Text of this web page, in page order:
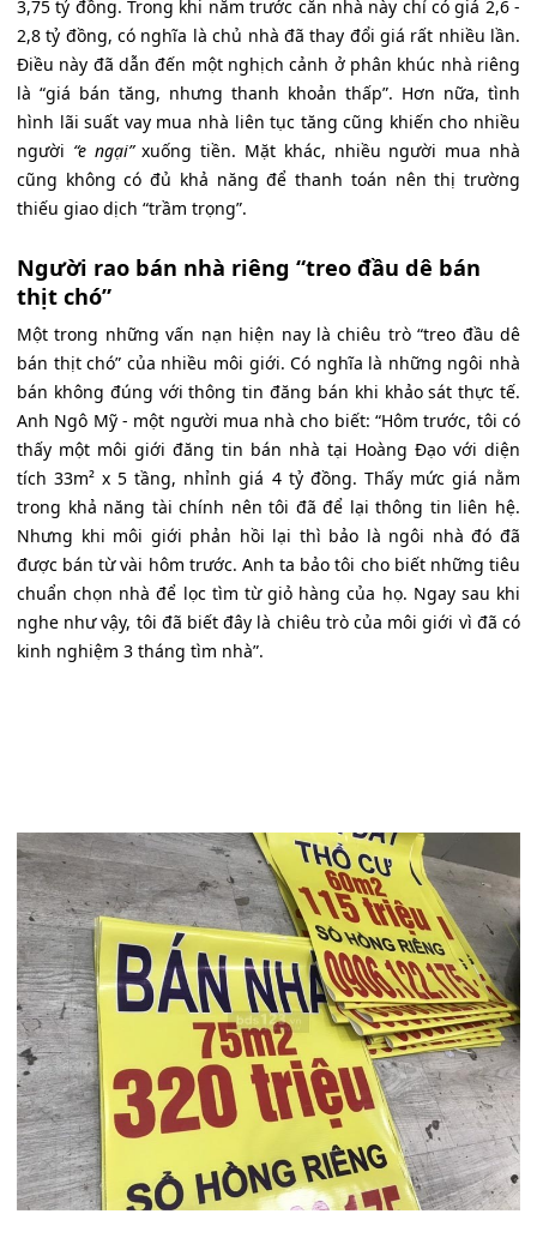
3,75 tỷ đồng. Trong khi năm trước căn nhà này chỉ có giá 2,6 -
2,8 tỷ đồng, có nghĩa là chủ nhà đã thay đổi giá rất nhiều lần.
Điều này đã dẫn đến một nghịch cảnh ở phân khúc nhà riêng
là “giá bán tăng, nhưng thanh khoản thấp”. Hơn nữa, tình
hình lãi suất vay mua nhà liên tục tăng cũng khiến cho nhiều
người “e ngại”xuống tiền. Mặt khác, nhiều người mua nhà
cũng không có đủ khả năng để thanh toán nên thị trường
thiếu giao dịch “trầm trọng”.
Người rao bán nhà riêng “treo đầu dê bán
thịt chó”
Một trong những vấn nạn hiện nay là chiêu trò “treo đầu dê
bán thịt chó” của nhiều môi giới. Có nghĩa là những ngôi nhà
bán không đúng với thông tin đăng bán khi khảo sát thực tế.
Anh Ngô Mỹ - một người mua nhà cho biết: “Hôm trước, tôi có
thấy một môi giới đăng tin bán nhà tại Hoàng Đạo với diện
tích 33m² x 5 tầng, nhỉnh giá 4 tỷ đồng. Thấy mức giá nằm
trong khả năng tài chính nên tôi đã để lại thông tin liên hệ.
Nhưng khi môi giới phản hồi lại thì bảo là ngôi nhà đó đã
được bán từ vài hôm trước. Anh ta bảo tôi cho biết những tiêu
chuẩn chọn nhà để lọc tìm từ giỏ hàng của họ. Ngay sau khi
nghe như vậy, tôi đã biết đây là chiêu trò của môi giới vì đã có
kinh nghiệm 3 tháng tìm nhà”.